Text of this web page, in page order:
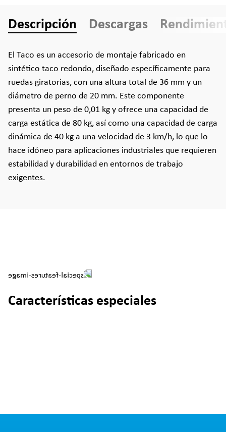
Descripción Descargas
El Taco es un accesorio de montaje fabricado en
sintético taco redondo, diseñado específicamente para
ruedas giratorias, con una altura total de 36 mm y un
diámetro de perno de 20 mm. Este componente
presenta un peso de 0,01 kg y ofrece una capacidad de
carga estática de 80 kg, así como una capacidad de carga
dinámica de 40 kg a una velocidad de 3 km/h, lo que lo
hace idóneo para aplicaciones industriales que requieren
estabilidad y durabilidad en entornos de trabajo
exigentes.
Características especiales